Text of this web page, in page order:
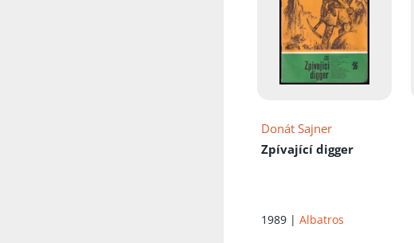
Donát Sajner
Zpívající digger
1989 |Albatros